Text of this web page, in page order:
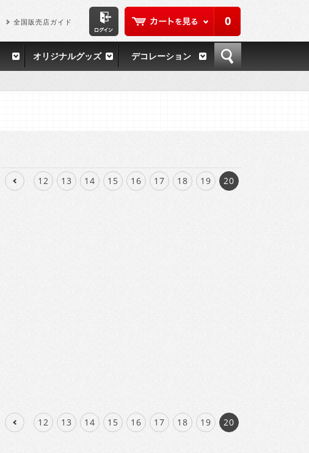
0
全国販売店ガイド
オリジナルグッズ デコレーション
12 13 14 15 16 17 18 19 20
12 13 14 15 16 17 18 19 20